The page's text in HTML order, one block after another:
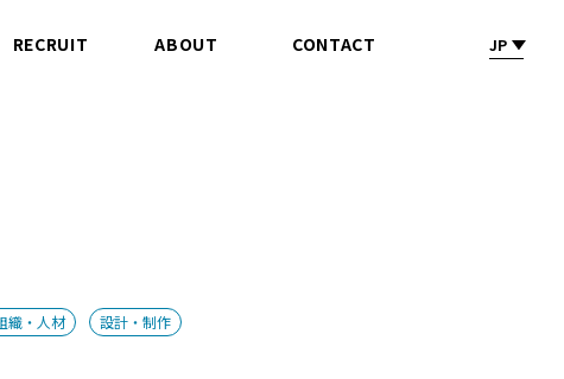
RECRUIT ABOUT CONTACT JP
織・人材 設計・制作